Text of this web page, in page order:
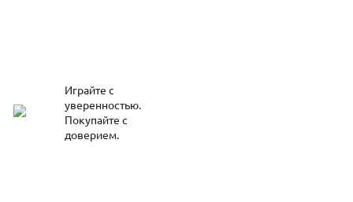
Играйте с
уверенностью.
Покупайте с
доверием.